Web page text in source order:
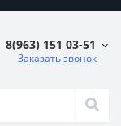
8(963) 151 03-51
Заказать звонок